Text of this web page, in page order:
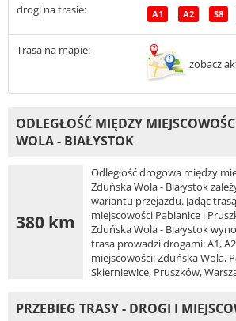
drogi na trasie: A1 A2 S8
Trasa na mapie:
zobacz
ODLEGŁOŚĆ MIĘDZY
WOLA - BIAŁYSTOK
380 km
Odległość drogowa między
Zduńska Wola - Białystok
wariantu przejazdu. Jadąc
miejscowości Pabianice i
Zduńska Wola - Białystok
trasa prowadzi drogami: A1,
miejscowości: Zduńska Wola,
Skierniewice, Pruszków,
PRZEBIEG TRASY - DROGI I